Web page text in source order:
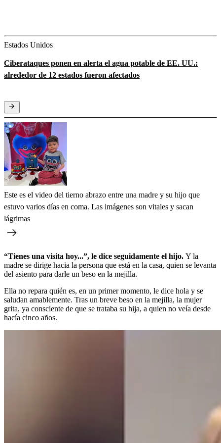
Estados Unidos
Ciberataques ponen en alerta el agua potable de EE. UU.:
alrededor de 12 estados fueron afectados
Este es el video del tierno abrazo entre una madre y su hijo que
estuvo varios días en coma. Las imágenes son vitales y sacan
lágrimas
“Tienes una visita hoy...”, le dice seguidamente el hijo. Y la
madre se dirige hacia la persona que está en la casa, quien se levanta
del asiento para darle un beso en la mejilla.
Ella no repara quién es, en un primer momento, le dice hola y se
saludan amablemente. Tras un breve beso en la mejilla, la mujer
grita, ya consciente de que se trataba su hija, a quien no veía desde
hacía cinco años.